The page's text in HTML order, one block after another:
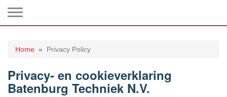
Home Privacy Policy
Privacy- en cookieverklaring
Batenburg Techniek N.V.